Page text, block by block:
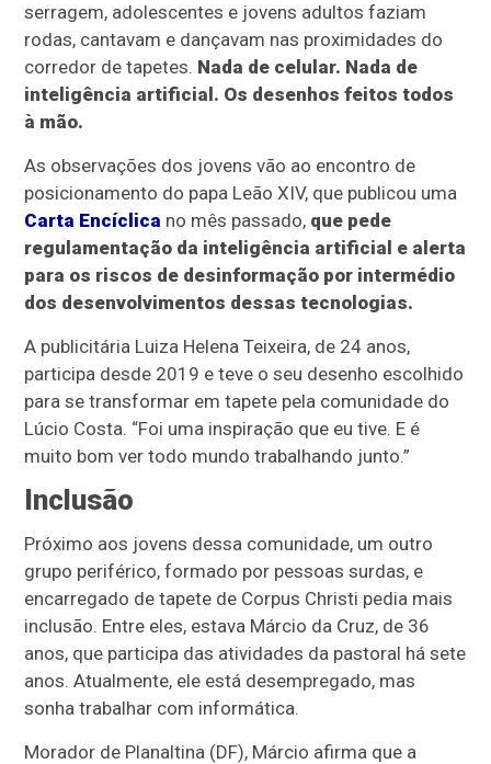
serragem, adolescentes e jovens adultos faziam
rodas, cantavam e dançavam nas proximidades do
corredor de tapetes. Nada de celular. Nada de
inteligência artificial. Os desenhos feitos todos
à mão.
As observações dos jovens vão ao encontro de
posicionamento do papa Leão XIV, que publicou uma
Carta Encíclica no mês passado, que pede
regulamentação da inteligência artificial e alerta
para os riscos de desinformação por intermédio
dos desenvolvimentos dessas tecnologias.
A publicitária Luiza Helena Teixeira, de 24 anos,
participa desde 2019 e teve o seu desenho escolhido
para se transformar em tapete pela comunidade do
Lúcio Costa. “Foi uma inspiração que eu tive. E é
muito bom ver todo mundo trabalhando junto.”
Inclusão
Próximo aos jovens dessa comunidade, um outro
grupo periférico, formado por pessoas surdas, e
encarregado de tapete de Corpus Christi pedia mais
inclusão. Entre eles, estava Márcio da Cruz, de 36
anos, que participa das atividades da pastoral há sete
anos. Atualmente, ele está desempregado, mas
sonha trabalhar com informática.
Morador de Planaltina (DF), Márcio afirma que a